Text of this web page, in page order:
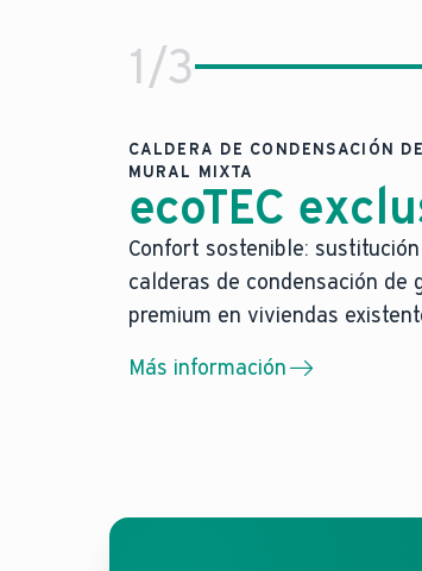
1/3
CALDERA DE CONDENSACIÓN
MURAL MIXTA
ecoTEC
Confort sostenible:
calderas de condensación de
premium en viviendas
Más información
Confort sostenible:
Hasta un 35% de ahorro
Preparadas para la
Alta modulación para un